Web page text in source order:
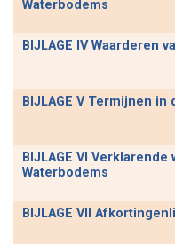
Waterbodems
BIJLAGE IV Waarderen
BIJLAGE V Termijnen in
BIJLAGE VI
Waterbodems
BIJLAGE VII